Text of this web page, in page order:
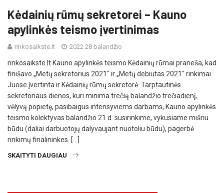
Kėdainių rūmų sekretorei – Kauno
apylinkės teismo įvertinimas
rinkosaikste.lt 2022 28 balandžio
rinkosaikste.lt Kauno apylinkės teismo Kėdainių rūmai praneša, kad
finišavo „Metų sekretorius 2021“ ir „Metų debiutas 2021“ rinkimai.
Juose įvertinta ir Kėdainių rūmų sekretorė. Tarptautinės
sekretoriaus dienos, kuri minima trečią balandžio trečiadienį,
vėlyvą popietę, pasibaigus intensyviems darbams, Kauno apylinkės
teismo kolektyvas balandžio 21 d. susirinkime, vykusiame mišriu
būdu (daliai darbuotojų dalyvaujant nuotoliu būdu), pagerbė
rinkimų finalininkes. […]
SKAITYTI DAUGIAU